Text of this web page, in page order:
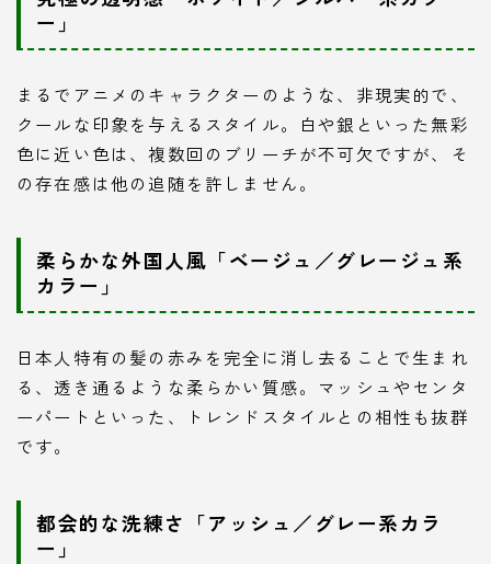
ー」
まるでアニメのキャラクターのような、非現実的で、
クールな印象を与えるスタイル。白や銀といった無彩
色に近い色は、複数回のブリーチが不可欠ですが、そ
の存在感は他の追随を許しません。
柔らかな外国人風「ベージュ／グレージュ系
カラー」
日本人特有の髪の赤みを完全に消し去ることで生まれ
る、透き通るような柔らかい質感。マッシュやセンタ
ーパートといった、トレンドスタイルとの相性も抜群
です。
都会的な洗練さ「アッシュ／グレー系カラ
ー」